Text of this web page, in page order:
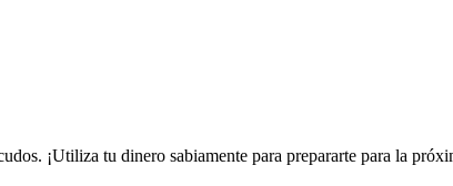
¡Utiliza tu dinero sabiamente para prepararte para la